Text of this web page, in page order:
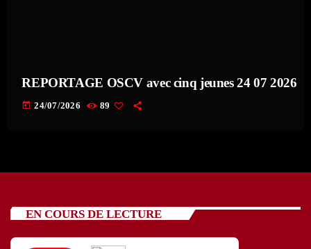
REPORTAGE OSCV avec cinq jeunes 24 07 2026
today 24/07/2026 89
EN COURS DE LECTURE